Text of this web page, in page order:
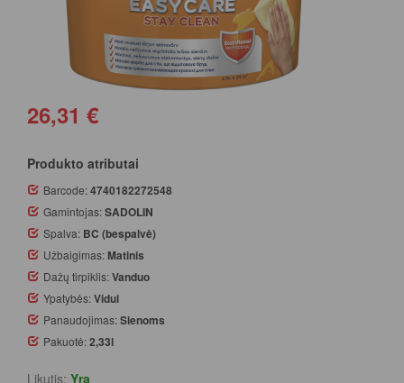
26,31 €
Produkto atributai
Barcode:4740182272548
Gamintojas:SADOLIN
Spalva: BC (bespalvė)
Užbaigimas: Matinis
Dažų tirpiklis:Vanduo
Ypatybės:Vidui
Panaudojimas:Sienoms
Pakuotė:2,33l
Likutis: Yra